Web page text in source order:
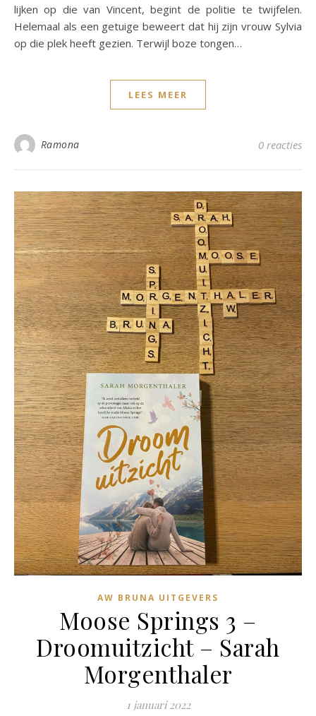
lijken op die van Vincent, begint de politie te twijfelen.
Helemaal als een getuige beweert dat hij zijn vrouw Sylvia
op die plek heeft gezien. Terwijl boze tongen…
LEES MEER
Ramona 0 reacties
AW BRUNA UITGEVERS
Moose Springs 3 –
Droomuitzicht – Sarah
Morgenthaler
1 januari 2022